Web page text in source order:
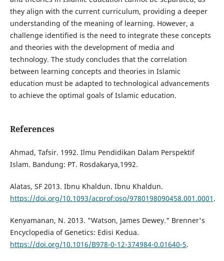
they align with the current curriculum, providing a deeper
understanding of the meaning of learning. However, a
challenge identified is the need to integrate these concepts
and theories with the development of media and
technology. The study concludes that the correlation
between learning concepts and theories in Islamic
education must be adapted to technological advancements
to achieve the optimal goals of Islamic education.
References
Ahmad, Tafsir. 1992. Ilmu Pendidikan Dalam Perspektif
Islam. Bandung: PT. Rosdakarya,1992.
Alatas, SF 2013. Ibnu Khaldun. Ibnu Khaldun.
https://doi.org/10.1093/acprof:oso/9780198090458.001.0001 .
Kenyamanan, N. 2013. "Watson, James Dewey." Brenner's
Encyclopedia of Genetics: Edisi Kedua.
https://doi.org/10.1016/B978-0-12-374984-0.01640-5.